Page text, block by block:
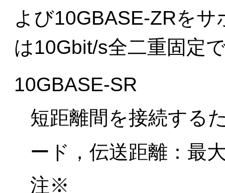
よび10GBASE-ZRを
は10Gbit/s全二重固定
10GBASE-SR
短距離間を接続する
ード，伝送距離：最
注※